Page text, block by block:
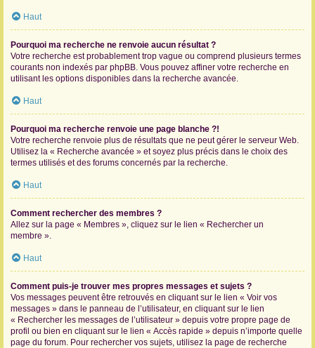
Haut
Pourquoi ma recherche ne renvoie aucun résultat ?
Votre recherche est probablement trop vague ou comprend plusieurs termes
courants non indexés par phpBB. Vous pouvez affiner votre recherche en
utilisant les options disponibles dans la recherche avancée.
Haut
Pourquoi ma recherche renvoie une page blanche ?!
Votre recherche renvoie plus de résultats que ne peut gérer le serveur Web.
Utilisez la « Recherche avancée » et soyez plus précis dans le choix des
termes utilisés et des forums concernés par la recherche.
Haut
Comment rechercher des membres ?
Allez sur la page « Membres », cliquez sur le lien « Rechercher un
membre ».
Haut
Comment puis-je trouver mes propres messages et sujets ?
Vos messages peuvent être retrouvés en cliquant sur le lien « Voir vos
messages » dans le panneau de l’utilisateur, en cliquant sur le lien
« Rechercher les messages de l’utilisateur » depuis votre propre page de
profil ou bien en cliquant sur le lien « Accès rapide » depuis n’importe quelle
page du forum. Pour rechercher vos sujets, utilisez la page de recherche